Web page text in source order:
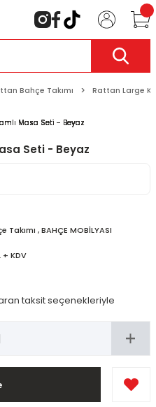
Bahçe Takımı Rattan Large
Seti - Beyaz
Takımı ,BAHÇE MOBİLYASI
+ KDV
taksit seçenekleriyle